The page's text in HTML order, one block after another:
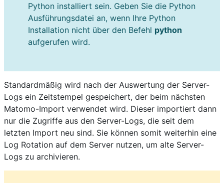
Python installiert sein. Geben Sie die Python
Ausführungsdatei an, wenn Ihre Python
Installation nicht über den Befehl python
aufgerufen wird.
Standardmäßig wird nach der Auswertung der Server-
Logs ein Zeitstempel gespeichert, der beim nächsten
Matomo-Import verwendet wird. Dieser importiert dann
nur die Zugriffe aus den Server-Logs, die seit dem
letzten Import neu sind. Sie können somit weiterhin eine
Log Rotation auf dem Server nutzen, um alte Server-
Logs zu archivieren.